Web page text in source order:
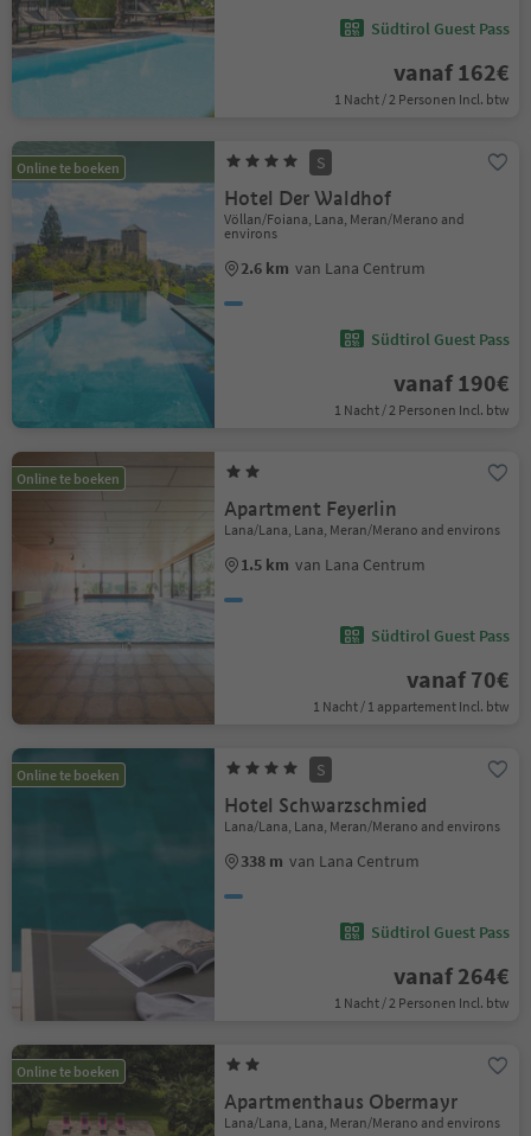
Südtirol Guest Pass
vanaf 162€
1 Nacht / 2 Personen Incl. btw
Online te boeken S
Hotel Der Waldhof
Völlan/Foiana, Lana, Meran/Merano and
environs
2.6 km van Lana Centrum
Südtirol Guest Pass
vanaf 190€
1 Nacht / 2 Personen Incl. btw
Online te boeken
Apartment Feyerlin
Lana/Lana, Lana, Meran/Merano and environs
1.5 km van Lana Centrum
Südtirol Guest Pass
vanaf 70€
1 Nacht / 1 appartement Incl. btw
Online te boeken S
Hotel Schwarzschmied
Lana/Lana, Lana, Meran/Merano and environs
338 m van Lana Centrum
Südtirol Guest Pass
vanaf 264€
1 Nacht / 2 Personen Incl. btw
Online te boeken
Apartmenthaus Obermayr
Lana/Lana, Lana, Meran/Merano and environs